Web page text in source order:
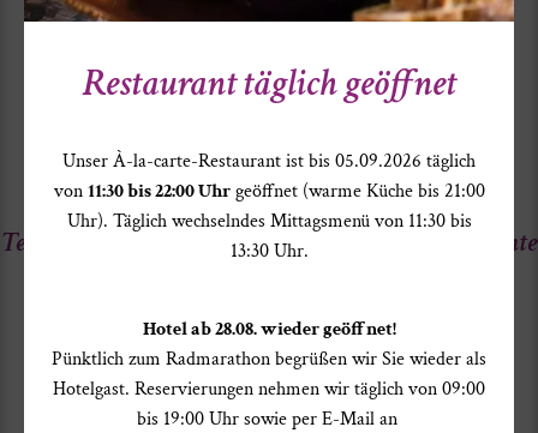
Restaurant täglich geöffnet
Unser À-la-carte-Restaurant ist bis 05.09.2026 täglich
von11:30 bis 22:00 Uhrgeöffnet (warme Küche bis 21:00
Uhr). Täglich wechselndes Mittagsmenü von 11:30 bis
13:30 Uhr.
Hotel ab 28.08. wieder geöffnet!
Pünktlich zum Radmarathon begrüßen wir Sie wieder als
Hotelgast. Reservierungen nehmen wir täglich von 09:00
bis 19:00 Uhr sowie per E-Mail an
begehrt: Ski- und Boardverleih samt Skidepot, Sportshop und
eine lässige Wohlfühl-Café-Lounge. Shopping in relaxter
Atmosphäre. Ca. 2 Kilometer entfernt.
Teilen Sie Ihre persönlichen Hotel Valentin Momente
#HOTELVALENTIN